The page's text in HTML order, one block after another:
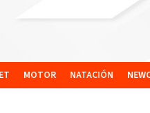
MOTOR NATACIÓN